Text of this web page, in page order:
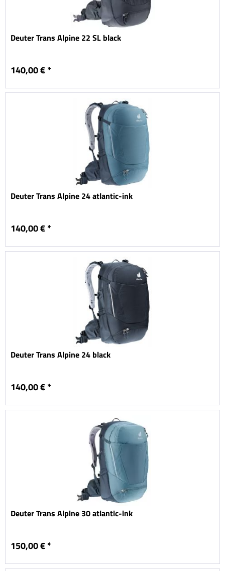
Deuter Trans Alpine 22 SL black
140,00 € *
Deuter Trans Alpine 24 atlantic-ink
140,00 € *
Deuter Trans Alpine 24 black
140,00 € *
Deuter Trans Alpine 30 atlantic-ink
150,00 € *